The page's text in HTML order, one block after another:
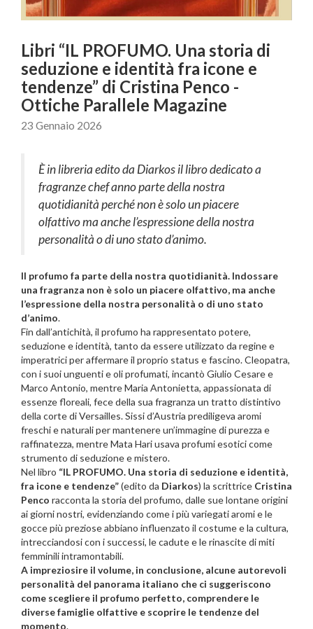
Libri “IL PROFUMO. Una storia di
seduzione e identità fra icone e
tendenze” di Cristina Penco -
Ottiche Parallele Magazine
23 Gennaio 2026
È in libreria edito da Diarkos il libro dedicato a
fragranze chef anno parte della nostra
quotidianità perché non è solo un piacere
olfattivo ma anche l’espressione della nostra
personalità o di uno stato d’animo.
Il profumo fa parte della nostra quotidianità. Indossare
una fragranza non è solo un piacere olfattivo, ma anche
l’espressione della nostra personalità o di uno stato
d’animo.
Fin dall’antichità, il profumo ha rappresentato potere,
seduzione e identità, tanto da essere utilizzato da regine e
imperatrici per affermare il proprio status e fascino. Cleopatra,
con i suoi unguenti e oli profumati, incantò Giulio Cesare e
Marco Antonio, mentre Maria Antonietta, appassionata di
essenze floreali, fece della sua fragranza un tratto distintivo
della corte di Versailles. Sissi d’Austria prediligeva aromi
freschi e naturali per mantenere un’immagine di purezza e
raffinatezza, mentre Mata Hari usava profumi esotici come
strumento di seduzione e mistero.
Nel libro “IL PROFUMO. Una storia di seduzione e identità,
fra icone e tendenze”(edito da Diarkos) la scrittrice Cristina
Penco racconta la storia del profumo, dalle sue lontane origini
ai giorni nostri, evidenziando come i più variegati aromi e le
gocce più preziose abbiano influenzato il costume e la cultura,
intrecciandosi con i successi, le cadute e le rinascite di miti
femminili intramontabili.
A impreziosire il volume, in conclusione, alcune autorevoli
personalità del panorama italiano che ci suggeriscono
come scegliere il profumo perfetto, comprendere le
diverse famiglie olfattive e scoprire le tendenze del
momento.